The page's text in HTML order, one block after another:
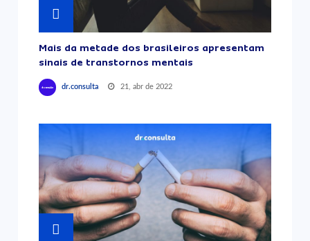
Mais da metade dos brasileiros apresentam
sinais de transtornos mentais
dr.consulta 21, abr de 2022